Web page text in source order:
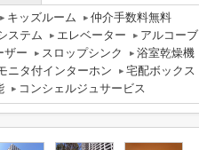
キッズルーム
仲介手数料無料
ステム エレベーター
アルコーブ
ザー スロップシンク
浴室乾燥機
ニタ付インターホン
宅配ボックス
コンシェルジュサービス